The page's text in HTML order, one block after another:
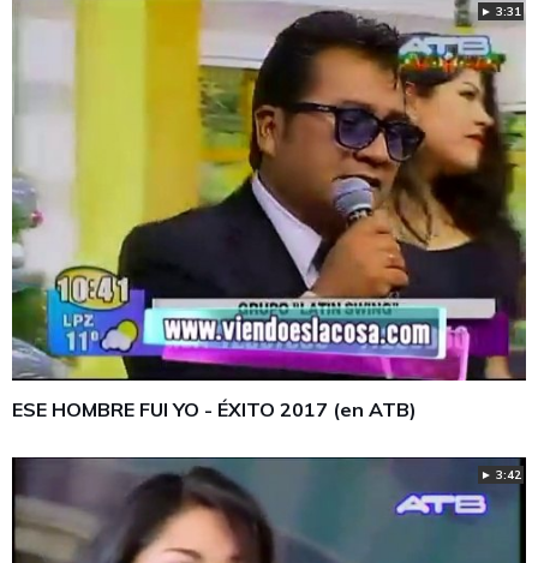
► 3:31
ESE HOMBRE FUI YO - ÉXITO 2017 (en ATB)
► 3:42